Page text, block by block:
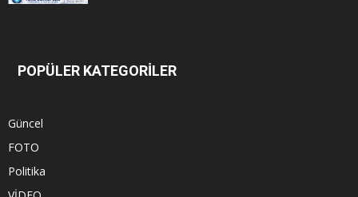
POPÜLER KATEGORİLER
Güncel
FOTO
Politika